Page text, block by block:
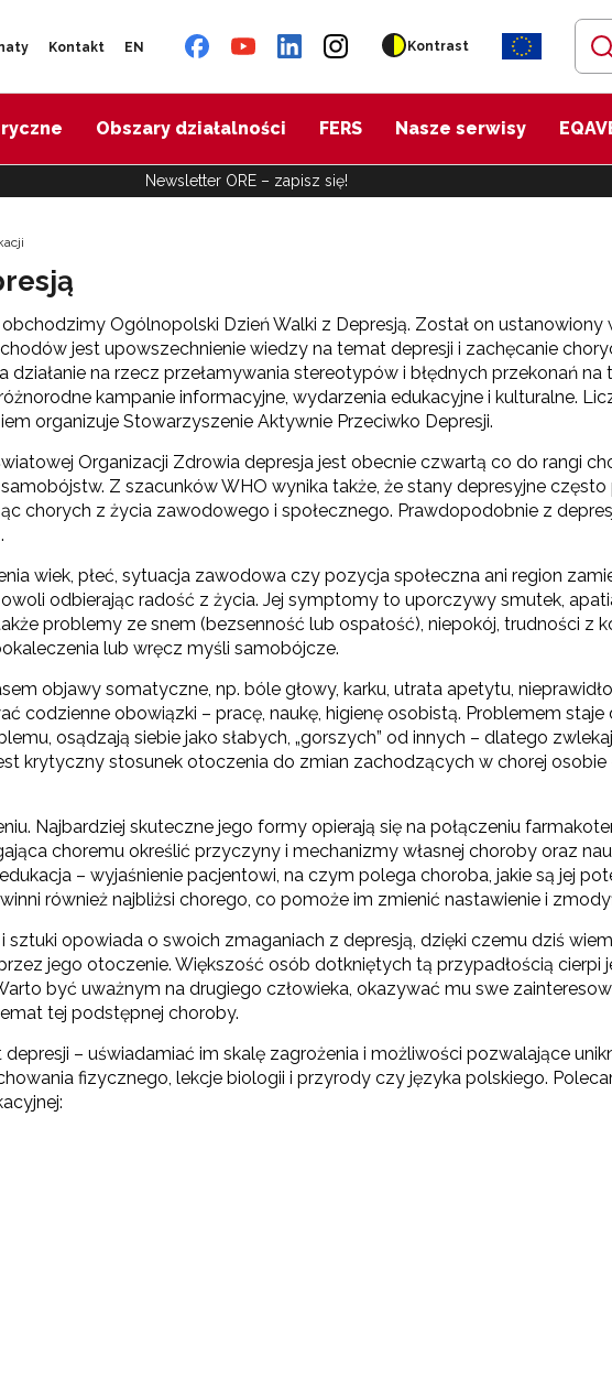
Kontakt EN Kontrast
Obszary działalności FERS Nasze serwisy
Newsletter ORE – zapisz się!
Ogólnopolski Dzień Walki z Depresją. Został on ustanowiony
jest upowszechnienie wiedzy na temat depresji i zachęcanie
działanie na rzecz przełamywania stereotypów i błędnych przekonań
kampanie informacyjne, wydarzenia edukacyjne i kulturalne.
organizuje Stowarzyszenie Aktywnie Przeciwko Depresji.
Organizacji Zdrowia depresja jest obecnie czwartą co do rangi
Z szacunków WHO wynika także, że stany depresyjne
chorych z życia zawodowego i społecznego. Prawdopodobnie z
wiek, płeć, sytuacja zawodowa czy pozycja społeczna ani region
odbierając radość z życia. Jej symptomy to uporczywy smutek,
problemy ze snem (bezsenność lub ospałość), niepokój, trudności z
lub wręcz myśli samobójcze.
objawy somatyczne, np. bóle głowy, karku, utrata apetytu,
codzienne obowiązki – pracę, naukę, higienę osobistą. Problemem
osądzają siebie jako słabych, „gorszych” od innych – dlatego
krytyczny stosunek otoczenia do zmian zachodzących w chorej osobie
Najbardziej skuteczne jego formy opierają się na połączeniu
choremu określić przyczyny i mechanizmy własnej choroby oraz
– wyjaśnienie pacjentowi, na czym polega choroba, jakie są jej
również najbliżsi chorego, co pomoże im zmienić nastawienie i
opowiada o swoich zmaganiach z depresją, dzięki czemu dziś
jego otoczenie. Większość osób dotkniętych tą przypadłością cierpi
być uważnym na drugiego człowieka, okazywać mu swe
tej podstępnej choroby.
– uświadamiać im skalę zagrożenia i możliwości pozwalające
fizycznego, lekcje biologii i przyrody czy języka polskiego.